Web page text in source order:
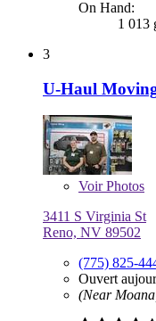
On Hand:
1 013
3
U-Haul
VoirPhotos
3411 S Virginia St
Reno, NV 89502
(775) 825-
Ouvert
(Near